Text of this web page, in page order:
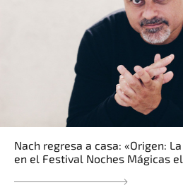
Nach regresa a casa: «Origen:
en el Festival Noches Mágicas